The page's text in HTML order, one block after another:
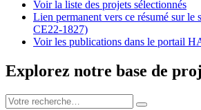
Voir la liste des projets sélectionnés
Lien permanent vers ce résumé sur
CE22-1827)
Voir les publications dans le portail
Explorez notre base de